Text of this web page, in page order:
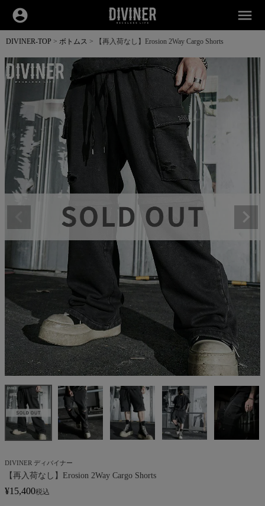
account_circle menu
DIVINER-TOP ボトムス 【再入荷なし】Erosion 2Way Cargo Shorts
DIVINER ディバイナー
【再入荷なし】Erosion 2Way Cargo Shorts
¥15,400税込